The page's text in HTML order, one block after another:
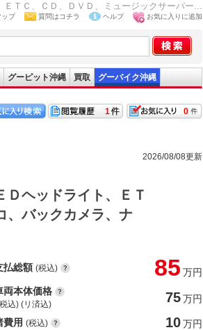
ＴＣ、ＣＤ、ＤＶＤ、ミュージックサーバー...
ップ 質問はコチラ ヘルプ お気に入りに追加
グーピット沖縄 買取 グーバイク沖縄
0
1
2026/08/08更新
ヘッドライト、ＥＴ
、バックカメラ、ナ
払総額 (税込) 85 万円
両本体価格
込) (リ済込) 75万円
費用 (税込) 10万円